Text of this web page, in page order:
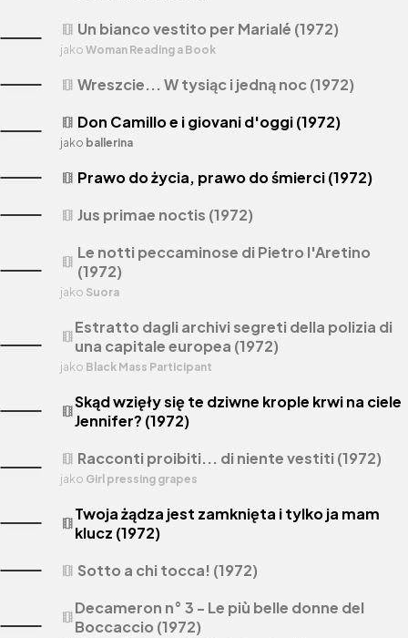
theaters Un bianco vestito per Marialé (1972)
jako Woman Reading a Book
theaters Wreszcie... W tysiąc i jedną noc (1972)
theaters Don Camillo e i giovani d'oggi (1972)
jako ballerina
theaters Prawo do życia, prawo do śmierci (1972)
theaters Jus primae noctis (1972)
theaters Le notti peccaminose di Pietro l'Aretino
(1972)
jako Suora
theatersEstratto dagli archivi segreti della polizia di
una capitale europea (1972)
jako Black Mass Participant
theatersSkąd wzięły się te dziwne krople krwi na ciele
Jennifer? (1972)
theaters Racconti proibiti... di niente vestiti (1972)
jako Girl pressing grapes
theatersTwoja żądza jest zamknięta i tylko ja mam
klucz (1972)
theaters Sotto a chi tocca! (1972)
theatersDecameron n° 3 - Le più belle donne del
Boccaccio (1972)